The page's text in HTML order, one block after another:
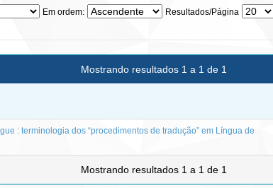
Em ordem: Resultados/Página
Mostrando resultados 1 a 1 de 1
: terminologia dos “procedimentos de tradução” em Língua de
Mostrando resultados 1 a 1 de 1